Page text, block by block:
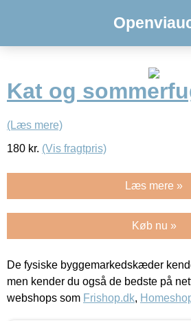
Kat og
(Læs mere)
180 kr. (Vis fragtpris)
Læs mere »
Køb nu »
De fysiske byggemarkedskæder
men kender du også de bedste på
webshops som Frishop.dk,